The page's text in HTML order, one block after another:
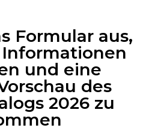
Formular aus,
und eine
des
2026 zu